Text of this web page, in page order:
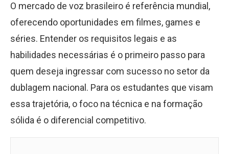
O mercado de voz brasileiro é referência mundial,
oferecendo oportunidades em filmes, games e
séries. Entender os requisitos legais e as
habilidades necessárias é o primeiro passo para
quem deseja ingressar com sucesso no setor da
dublagem nacional. Para os estudantes que visam
essa trajetória, o foco na técnica e na formação
sólida é o diferencial competitivo.